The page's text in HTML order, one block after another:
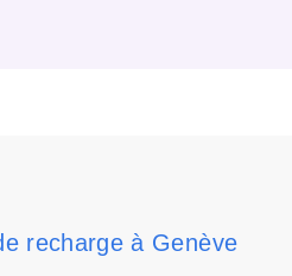
recharge à Genève